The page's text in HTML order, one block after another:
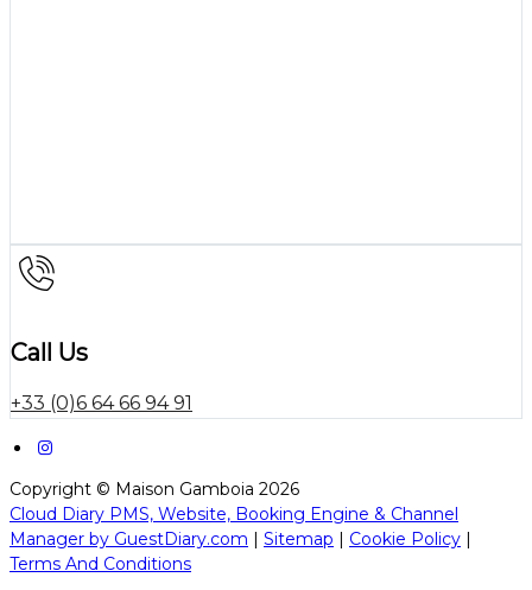
Call Us
+33 (0)6 64 66 94 91
Copyright © Maison Gamboia 2026
Cloud Diary PMS, Website, Booking Engine & Channel
Manager by GuestDiary.com | Sitemap | Cookie Policy |
Terms And Conditions